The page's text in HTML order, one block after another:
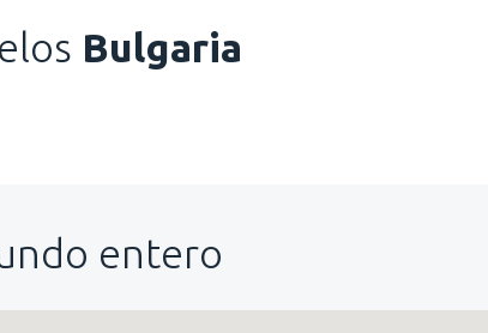
Bulgaria
entero